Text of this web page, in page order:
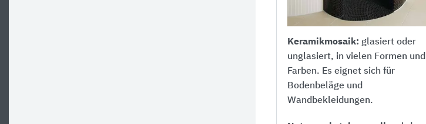
Keramikmosaik: glasiert oder
unglasiert, in vielen Formen und
Farben. Es eignet sich für
Bodenbeläge und
Wandbekleidungen.